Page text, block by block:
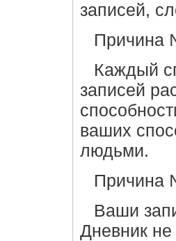
записей,
Причина
Каждый
записей
ваших
людьми.
Причина
Ваши
Дневник не